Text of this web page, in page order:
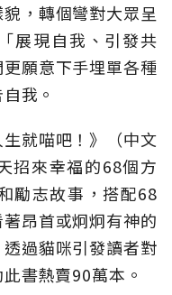
，轉個彎對大眾呈
展現自我、引發共
願意下手埋單各種
我。
就喵吧！》（中文
招來幸福的68個方
勵志故事，搭配68
昂首或炯炯有神的
過貓咪引發讀者對
書熱賣90萬本。